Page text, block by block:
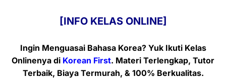
[INFO KELAS ONLINE]
Ingin Menguasai Bahasa Korea? Yuk Ikuti Kelas
Onlinenya di Korean First. Materi Terlengkap, Tutor
Terbaik, Biaya Termurah, & 100% Berkualitas.